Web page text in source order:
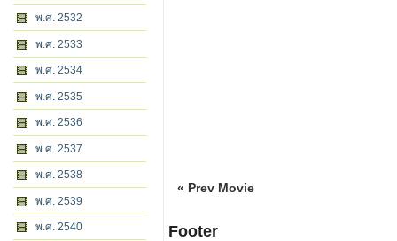
พ.ศ. 2532
พ.ศ. 2533
พ.ศ. 2534
พ.ศ. 2535
พ.ศ. 2536
พ.ศ. 2537
พ.ศ. 2538
พ.ศ. 2539
พ.ศ. 2540
« Prev Movie
Footer